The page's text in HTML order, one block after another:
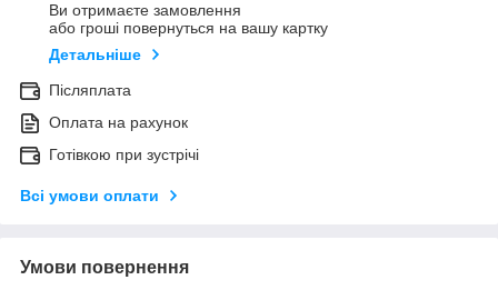
Ви отримаєте замовлення
або гроші повернуться на вашу картку
Детальніше
Післяплата
Оплата на рахунок
Готівкою при зустрічі
Всі умови оплати
Умови повернення